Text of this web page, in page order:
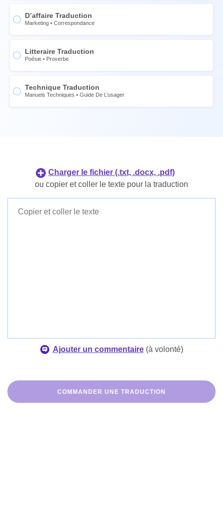
Chinois
Le portugais
Danois
Français
Chinois
Thaï
Philippin
Indonésien
Danois
D’affaire Traduction
Marketing • Сorrespondance
Litteraire Traduction
Poésie • Proverbe
Technique Traduction
Manuels Techniques • Guide De L’usager
Charger le fichier (.txt, .docx, .pdf)
ou copier et coller le texte pour la traduction
Ajouter un commentaire (à volonté)
COMMANDER UNE TRADUCTION